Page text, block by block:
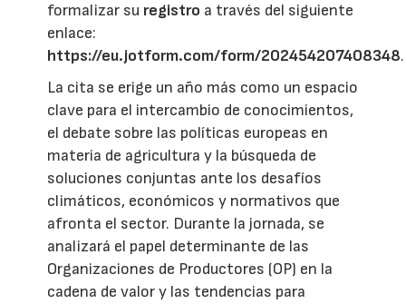
formalizar su registro a través del siguiente
enlace:
https://eu.jotform.com/form/202454207408348.
La cita se erige un año más como un espacio
clave para el intercambio de conocimientos,
el debate sobre las políticas europeas en
materia de agricultura y la búsqueda de
soluciones conjuntas ante los desafíos
climáticos, económicos y normativos que
afronta el sector. Durante la jornada, se
analizará el papel determinante de las
Organizaciones de Productores (OP) en la
cadena de valor y las tendencias para